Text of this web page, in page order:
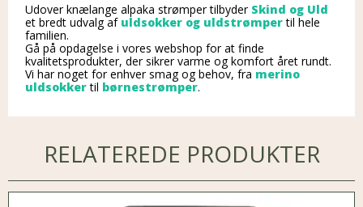
Udover knælange alpaka strømper tilbyderSkind og Uld
et bredt udvalg af uldsokker og uldstrømpertil hele
familien.
Gå på opdagelse i vores webshop for at finde
kvalitetsprodukter, der sikrer varme og komfort året rundt.
Vi har noget for enhver smag og behov, fra merino
uldsokkertil børnestrømper.
RELATEREDE PRODUKTER